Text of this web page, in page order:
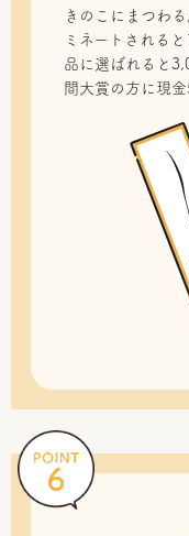
きのこにまつわ
ミネートされる
品に選ばれると
間大賞の方に現